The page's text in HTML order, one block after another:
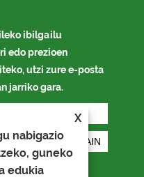
X
nabigazio
guneko
edukia
ibilgailu
edo prezioen
utzi zure e-posta
jarriko gara.